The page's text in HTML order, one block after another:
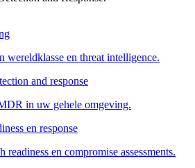
wereldklasse en threat intelligence.
and response
in uw gehele omgeving.
en response
readiness en compromise assessments.